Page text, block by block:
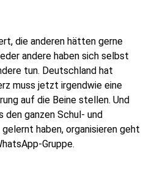
die anderen hätten gerne
andere haben sich selbst
tun. Deutschland hat
muss jetzt irgendwie eine
auf die Beine stellen. Und
den ganzen Schul- und
haben, organisieren geht
Gruppe.